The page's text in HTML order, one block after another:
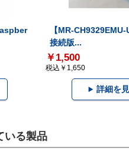
【MR-
接続版...
￥1,500
税込￥1,650
詳細を
いる製品